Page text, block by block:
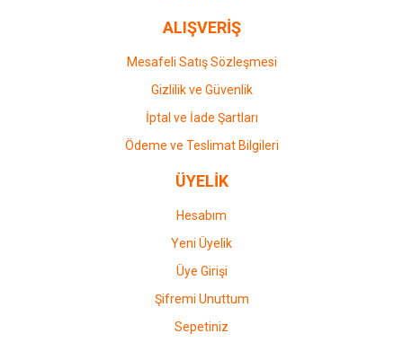
ALIŞVERİŞ
Mesafeli Satış Sözleşmesi
Gizlilik ve Güvenlik
İptal ve İade Şartları
Ödeme ve Teslimat Bilgileri
ÜYELİK
Hesabım
Yeni Üyelik
Üye Girişi
Şifremi Unuttum
Sepetiniz